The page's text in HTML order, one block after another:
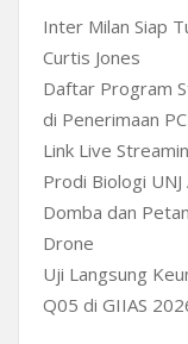
Inter Milan Siap
Curtis Jones
Daftar Program
di Penerimaan
Link Live
Prodi Biologi
Domba dan
Drone
Uji Langsung
Q05 di GIIAS